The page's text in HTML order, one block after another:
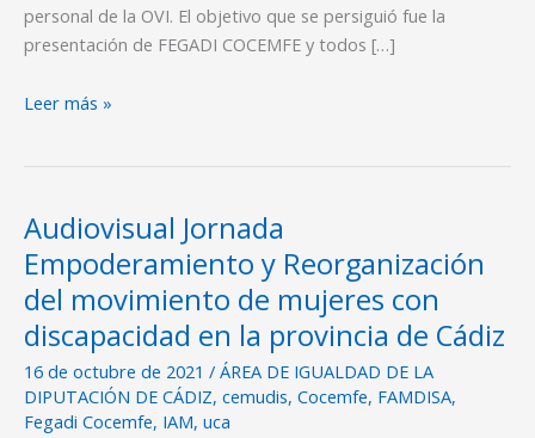
personal de la OVI. El objetivo que se persiguió fue la
presentación de FEGADI COCEMFE y todos […]
Leer más »
Audiovisual Jornada
Empoderamiento y Reorganización
del movimiento de mujeres con
discapacidad en la provincia de Cádiz
16 de octubre de 2021 / ÁREA DE IGUALDAD DE LA
DIPUTACIÓN DE CÁDIZ, cemudis, Cocemfe, FAMDISA,
Fegadi Cocemfe, IAM, uca
Audiovisual
Jornada
Empoderamiento
y
Reorganización
del
movimiento
de